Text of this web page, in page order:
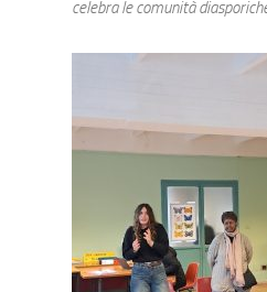
celebra le comunità